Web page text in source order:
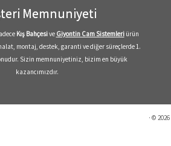
Memnuniyeti
Kış Bahçesive Giyontin Cam Sistemleriürün
montaj, destek, garanti ve diğer süreçlerde 1.
Sizin memnuniyetiniz, bizim en büyük
kazancımızdır.
· © 2026